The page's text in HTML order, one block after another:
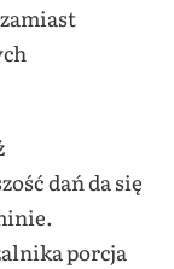
dań da się
porcja